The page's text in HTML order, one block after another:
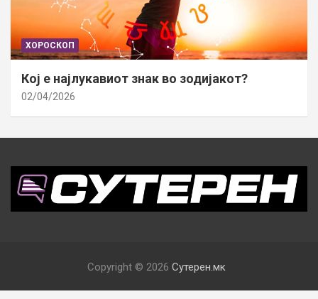
ХОРОСКОП
Кој е најлукавиот знак во зодијакот?
02/04/2026
Copyright © 2026 Сутерен.мк